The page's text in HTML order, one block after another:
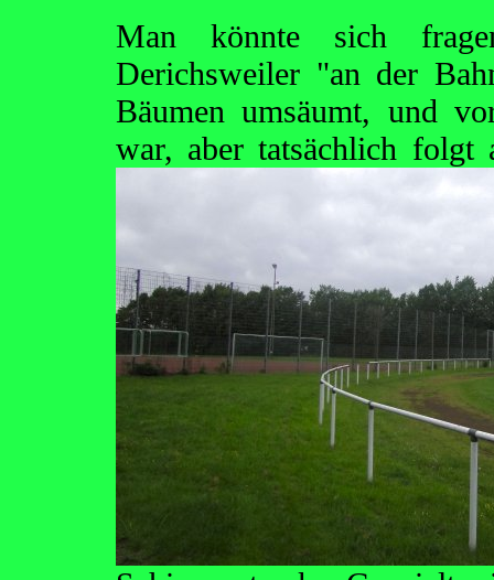
Man könnte sich
Derichsweiler "an der
Bäumen umsäumt, und
war, aber tatsächlich